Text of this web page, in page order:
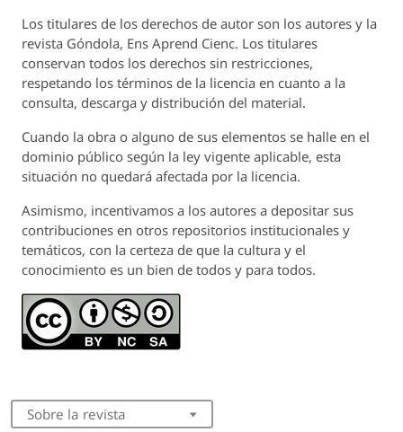
Los titulares de los derechos de autor son los autores y la
revista Góndola, Ens Aprend Cienc. Los titulares
conservan todos los derechos sin restricciones,
respetando los términos de la licencia en cuanto a la
consulta, descarga y distribución del material.
Cuando la obra o alguno de sus elementos se halle en el
dominio público según la ley vigente aplicable, esta
situación no quedará afectada por la licencia.
Asimismo, incentivamos a los autores a depositar sus
contribuciones en otros repositorios institucionales y
temáticos, con la certeza de que la cultura y el
conocimiento es un bien de todos y para todos.
Sobre la revista